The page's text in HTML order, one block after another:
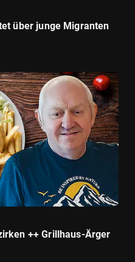
über junge Migranten
++ Grillhaus-Ärger